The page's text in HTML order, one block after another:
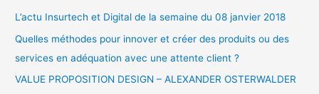
L’actu Insurtech et Digital de la semaine du 08 janvier 2018
Quelles méthodes pour innover et créer des produits ou des
services en adéquation avec une attente client ?
VALUE PROPOSITION DESIGN – ALEXANDER OSTERWALDER